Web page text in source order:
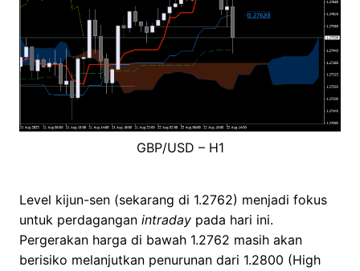
GBP/USD – H1
Level kijun-sen (sekarang di 1.2762) menjadi fokus
untuk perdagangan intraday pada hari ini.
Pergerakan harga di bawah 1.2762 masih akan
berisiko melanjutkan penurunan dari 1.2800 (High